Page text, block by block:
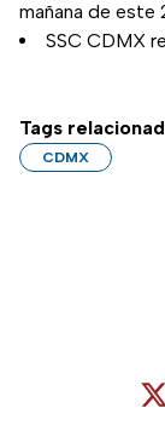
mañana de
SSC CDMX
Tags
CDMX